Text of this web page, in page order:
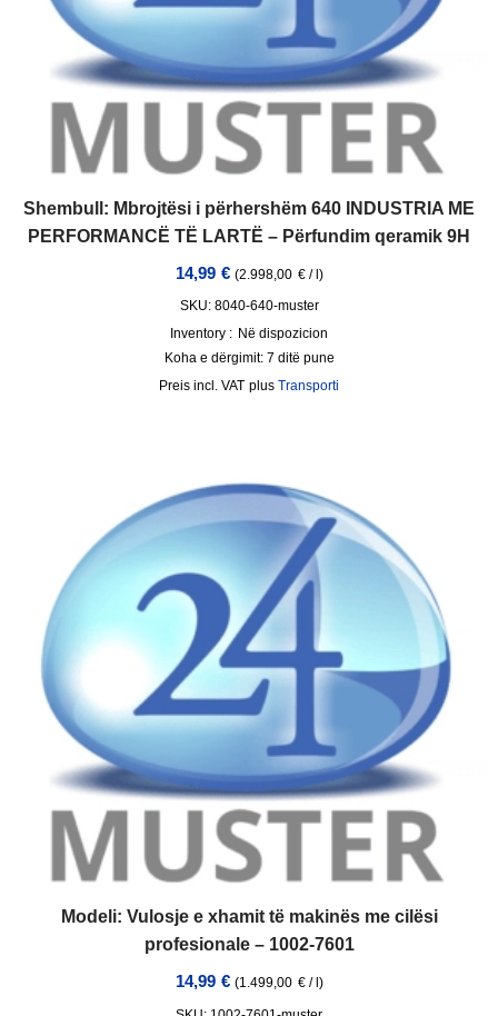
Shembull: Mbrojtësi i përhershëm 640 INDUSTRIA ME
PERFORMANCË TË LARTË – Përfundim qeramik 9H
14,99 € (2.998,00 €/l)
SKU: 8040-640-muster
Inventory : Në dispozicion
Koha e dërgimit: 7 ditë pune
incl. VAT plus Transporti
Modeli: Vulosje e xhamit të makinës me cilësi
profesionale – 1002-7601
14,99 € (1.499,00 €/ )